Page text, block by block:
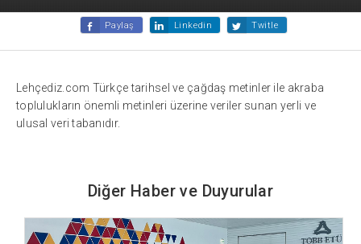
Paylaş Linkedin Twitle
Lehçediz.com Türkçe tarihsel ve çağdaş metinler ile akraba
toplulukların önemli metinleri üzerine veriler sunan yerli ve
ulusal veri tabanıdır.
Diğer Haber ve Duyurular